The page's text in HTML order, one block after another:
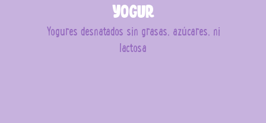
Yogur
Yogures desnatados sin grasas, azúcares, ni
lactosa